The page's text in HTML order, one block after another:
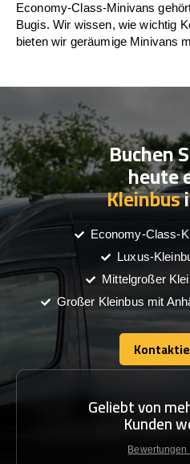
Economy-Class-Minivans
Bugis. Wir wissen, wie wichtig
bieten wir geräumige Minivans
Buchen
heute
Kleinbus
Economy-Class-
Luxus-
Mittelgroßer
Großer Kleinbus mit
Geliebt von
Kunden